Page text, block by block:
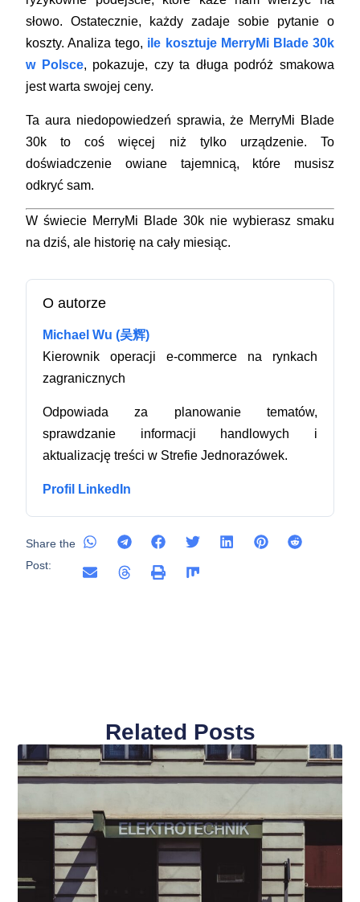
słowo. Ostatecznie, każdy zadaje sobie pytanie o
koszty. Analiza tego, ile kosztuje MerryMi Blade 30k
w Polsce, pokazuje, czy ta długa podróż smakowa
jest warta swojej ceny.
Ta aura niedopowiedzeń sprawia, że MerryMi Blade
30k to coś więcej niż tylko urządzenie. To
doświadczenie owiane tajemnicą, które musisz
odkryć sam.
W świecie MerryMi Blade 30k nie wybierasz smaku
na dziś, ale historię na cały miesiąc.
O autorze
Michael Wu (吴辉)
Kierownik operacji e-commerce na rynkach
zagranicznych
Odpowiada za planowanie tematów,
sprawdzanie informacji handlowych i
aktualizację treści w Strefie Jednorazówek.
Profil LinkedIn
Share the
Post:
Related Posts